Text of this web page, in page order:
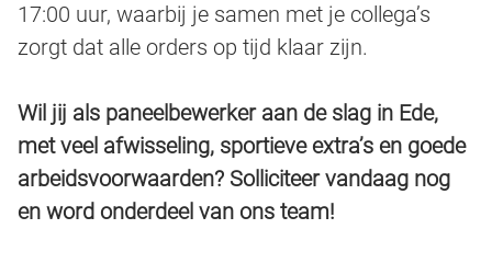
17:00 uur, waarbij je samen met je collega’s
zorgt dat alle orders op tijd klaar zijn.
Wil jij als paneelbewerker aan de slag in Ede,
met veel afwisseling, sportieve extra’s en goede
arbeidsvoorwaarden? Solliciteer vandaag nog
en word onderdeel van ons team!